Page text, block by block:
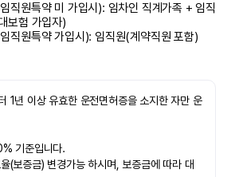
직원특약 미 가입시): 임차인 직계가족 + 임직
보험 가입자)
직원특약 가입시): 임직원(계약직원 포함)
1년 이상 유효한 운전면허증을 소지한 자만 운
기준입니다.
(보증금) 변경가능 하시며, 보증금에 따라 대